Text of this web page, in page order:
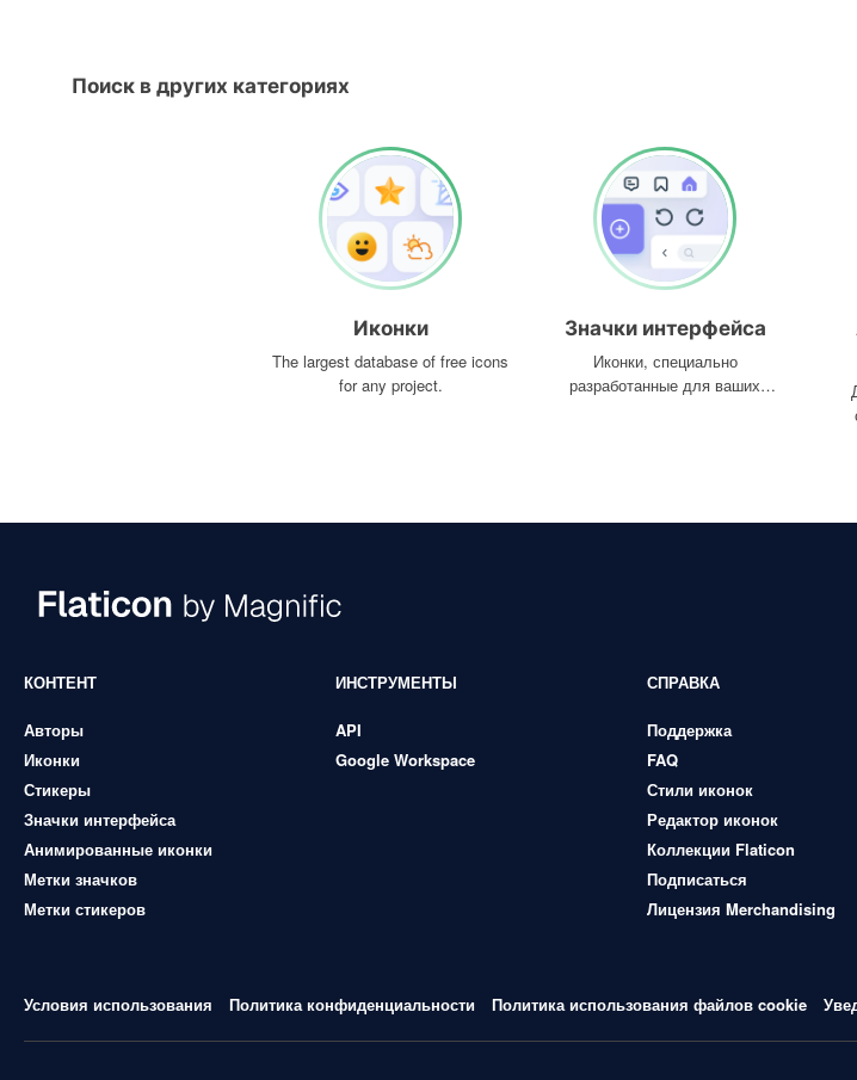
Поиск в других категориях
Иконки
The largest database of free icons
for any project.
Значки интерфейса
Иконки, специально
разработанные для ваших
КОНТЕНТ
Авторы
Иконки
Стикеры
Значки интерфейса
Анимированные иконки
Метки значков
Метки стикеров
ИНСТРУМЕНТЫ
API
Google Workspace
СПРАВКА
Поддержка
FAQ
Стили иконок
Редактор иконок
Коллекции Flaticon
Подписаться
Лицензия Merchandising
Условия использования Политика конфиденциальности Политика использования файлов cookie